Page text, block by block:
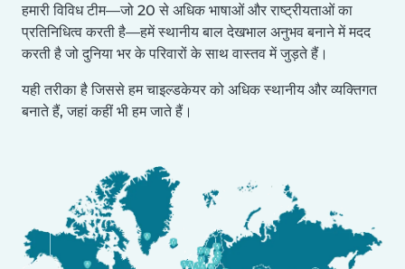
हमारी विविध टीम—जो 20 से अधिक भाषाओं और राष्ट्रीयताओं का
प्रतिनिधित्व करती है—हमें स्थानीय बाल देखभाल अनुभव बनाने में मदद
करती है जो दुनिया भर के परिवारों के साथ वास्तव में जुड़ते हैं।
यही तरीका है जिससे हम चाइल्डकेयर को अधिक स्थानीय और व्यक्तिगत
बनाते हैं, जहां कहीं भी हम जाते हैं।